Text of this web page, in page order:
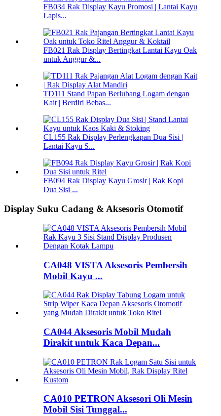
FB034 Rak Display Kayu Promosi | Lantai Kayu
Lapis...
FB021 Rak Display Bertingkat Lantai Kayu Oak
untuk Anggur &...
TD111 Stand Papan Berlubang Logam dengan
Kait | Berdiri Bebas...
CL155 Rak Display Perlengkapan Dua Sisi |
Lantai Kayu S...
FB094 Rak Display Kayu Grosir | Rak Kopi
Dua Sisi ...
Display Suku Cadang & Aksesoris Otomotif
CA048 VISTA Aksesoris Pembersih
Mobil Kayu ...
CA044 Aksesoris Mobil Mudah
Dirakit untuk Kaca Depan...
CA010 PETRON Aksesori Oli Mesin
Mobil Sisi Tunggal...